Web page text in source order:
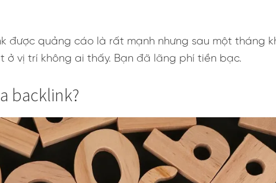
được quảng cáo là rất mạnh nhưng sau một tháng
ở vị trí không ai thấy. Bạn đã lãng phí tiền bạc.
backlink?